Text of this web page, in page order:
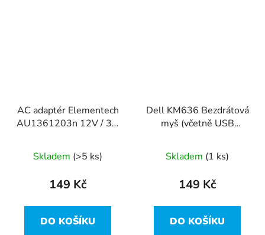
AC adaptér Elementech
AU1361203n 12V / 3A
Skladem (>5 ks)
149 Kč
DO KOŠÍKU
Dell KM636 Bezdrátová
myš (včetně USB
Skladem (1 ks)
149 Kč
DO KOŠÍKU